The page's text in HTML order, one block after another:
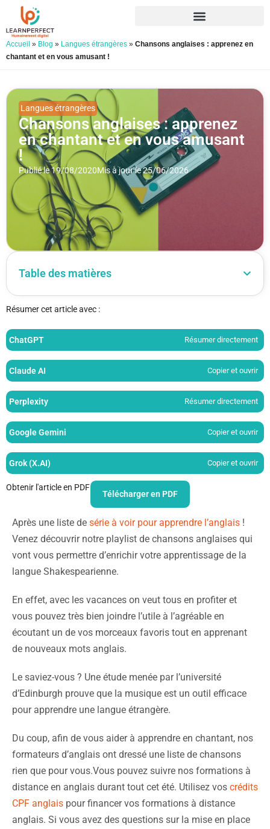
Accueil » Blog » Langues étrangères » Chansons anglaises : apprenez en
chantant et en vous amusant !
Langues étrangères
Chansons anglaises : apprenez
en chantant et en vous amusant
!
Publié le 19/08/2020Mis à jour le 25/06/2026
Table des matières
Résumer cet article avec :
ChatGPT Résumer directement
Claude AI Copier et ouvrir
Perplexity Résumer directement
Google Gemini Copier et ouvrir
Grok (X.AI) Copier et ouvrir
Obtenir l'article en PDF
Télécharger en PDF
Après une liste de série à voir pour apprendre l’anglais !
Venez découvrir notre playlist de chansons anglaises qui
vont vous permettre d’enrichir votre apprentissage de la
langue Shakespearienne.
En effet, avec les vacances on veut tous en profiter et
vous pouvez très bien joindre l’utile à l’agréable en
écoutant un de vos morceaux favoris tout en apprenant
de nouveaux mots anglais.
Le saviez-vous ? Une étude menée par l’université
d’Edinburgh prouve que la musique est un outil efficace
pour apprendre une langue étrangère.
Du coup, afin de vous aider à apprendre en chantant, nos
formateurs d’anglais ont dressé une liste de chansons
rien que pour vous.Vous pouvez suivre nos formations à
distance en anglais durant tout cet été. Utilisez vos crédits
CPF anglais pour financer vos formations à distance
anglais. Si vous avez des questions sur la mise en place